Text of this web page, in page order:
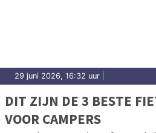
29 juni 2026, 16:32 uur
DIT ZIJN DE 3 BESTE
VOOR CAMPERS